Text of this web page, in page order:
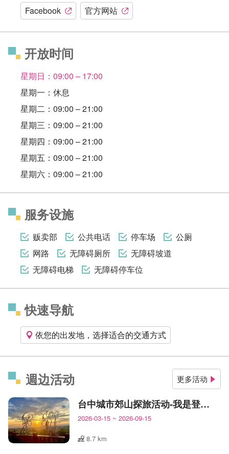
Facebook 官方网站
开放时间
星期日：09:00 – 17:00
星期一：休息
星期二：09:00 – 21:00
星期三：09:00 – 21:00
星期四：09:00 – 21:00
星期五：09:00 – 21:00
星期六：09:00 – 21:00
服务设施
贩卖部 公共电话 停车场
公厕
网路
无障碍厕所
无障碍坡道
无障碍电梯
无障碍停车位
快速导航
依您的出发地，选择适合的交通方式
週边活动 更多活动
台中城市郊山探旅活动-我是登山王
2026-03-15 ~ 2026-09-15
8.7 km